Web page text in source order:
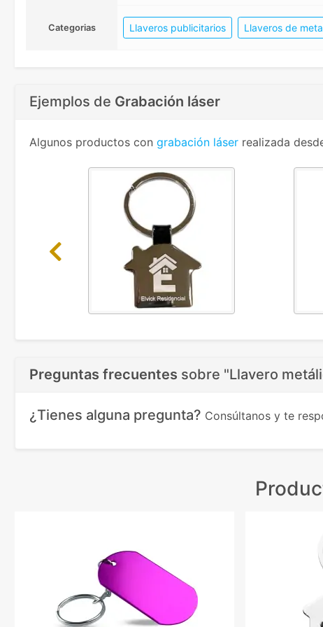
Categorias Llaveros publicitarios Llaveros de
Ejemplos de Grabación láser
Algunos productos con grabación láser realizada
Previous
Preguntas frecuentes sobre "Llavero
¿Tienes alguna pregunta? Consúltanos y te